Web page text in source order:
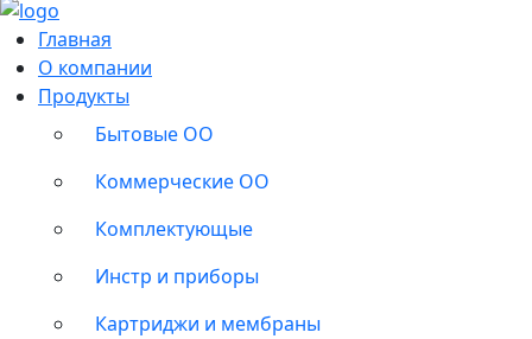
Главная
О компании
Продукты
Бытовые ОО
Коммерческие ОО
Комплектующые
Инстр и приборы
Картриджи и мембраны